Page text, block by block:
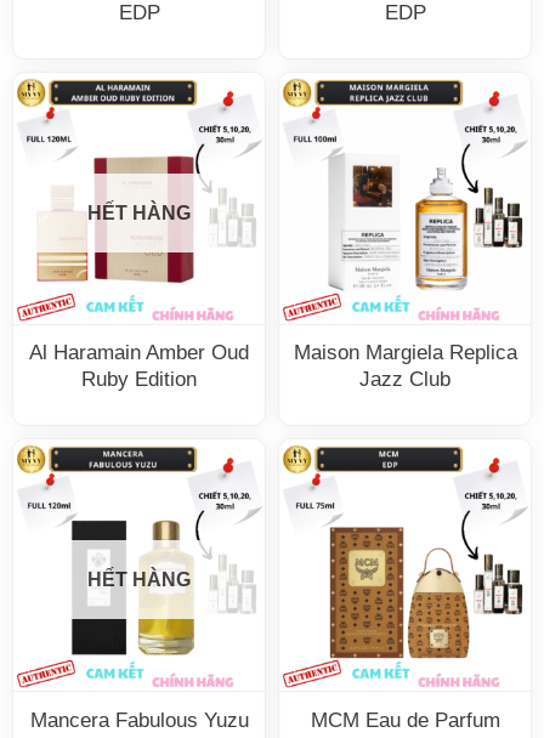
EDP
EDP
HẾT HÀNG
Al Haramain Amber Oud
Ruby Edition
Maison Margiela Replica
Jazz Club
HẾT HÀNG
Mancera Fabulous Yuzu
MCM Eau de Parfum